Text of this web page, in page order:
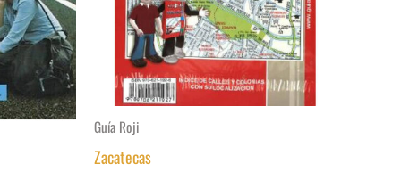
Guía Roji
Zacatecas